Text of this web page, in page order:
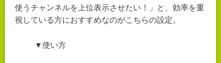
使うチャンネルを上位表示させたい！」と、効率を重
視している方におすすめなのがこちらの設定。
▼使い方